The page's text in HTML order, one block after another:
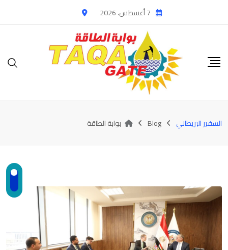
to
7 أغسطس، 2026
السفير البريطاني Blog بوابة الطاقة